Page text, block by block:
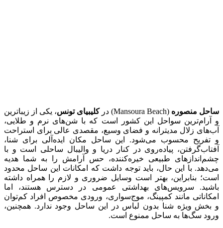
ساحل منصوره (Mansoura Beach) در کلیبیای تونس، یکی از زیباترین
و آرام‌ترین سواحل این کشور است که با شن‌های نرم و طلایی،
آب‌های زلال مدیترانه و فضای وسیع، مقصدی عالی برای استراحت
و تفریح محسوب می‌شود. این ساحل مکان ایده‌آلی برای شنا،
آفتاب‌گرفتن، پیاده‌روی در کنار دریا و والیبال ساحلی است و با
چشم‌اندازهای طبیعی خیره‌کننده، حس آرامش را به شما هدیه
می‌دهد. با این حال، باید توجه داشت که امکانات این ساحل محدود
است؛ بنابراین، بهتر است وسایل ضروری و لازم را همراه داشته
باشید. سرویس‌های بهداشتی عمومی در دسترس هستند، اما
امکاناتی مانند کمپینگ، موج‌سواری، ورودی مخصوص افراد کم‌توان
و بخش ویژه شنا بدون لباس در این ساحل وجود ندارد. همچنین،
ورود سگ‌ها به ساحل ممنوع است.